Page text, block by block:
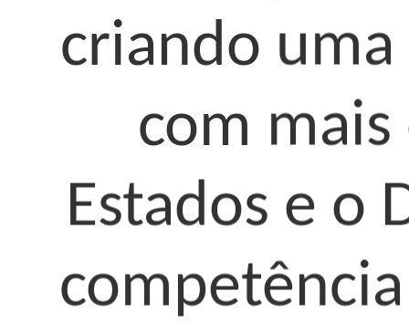
criando uma
com mais
Estados e o